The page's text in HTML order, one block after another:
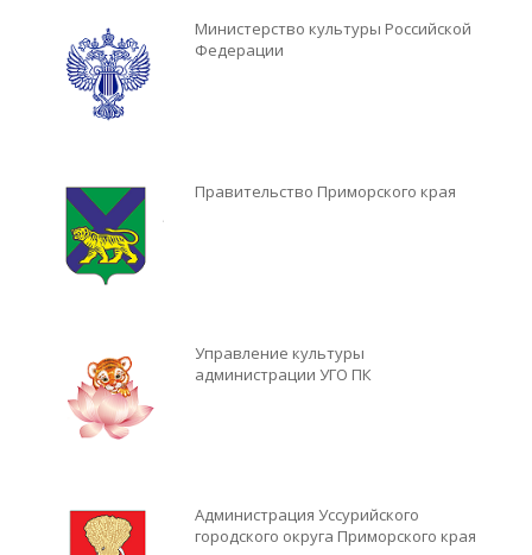
Министерство культуры Российской
Федерации
Правительство Приморского края
Управление культуры
администрации УГО ПК
Администрация Уссурийского
городского округа Приморского края